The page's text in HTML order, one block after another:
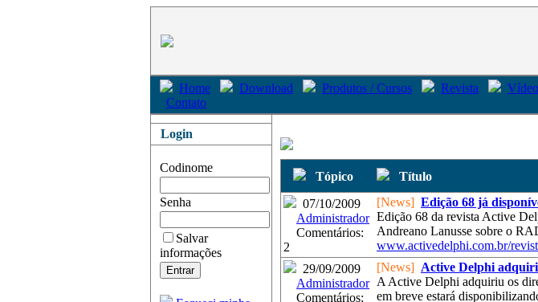
Home Download Produtos / Cursos Revista
Contato
Login
Codinome
Senha
Salvar
informações
Tópico Título
07/10/2009
Administrador
Comentários:
2
[News] Edição 68 já
Edição 68 da revista Active
Andreano Lanusse sobre o
www.activedelphi.com.br/
29/09/2009
Administrador
Comentários:
[News] Active Delphi
A Active Delphi adquiriu os
em breve estará